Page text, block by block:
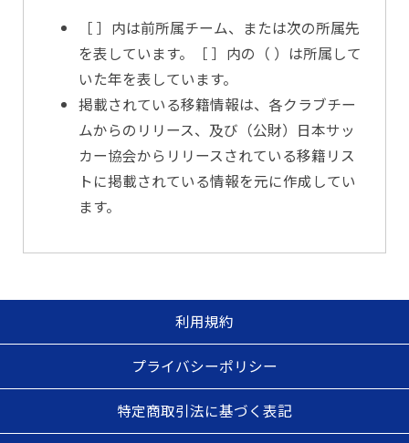
［ ］内は前所属チーム、または次の所属先
を表しています。［ ］内の（ ）は所属して
いた年を表しています。
掲載されている移籍情報は、各クラブチー
ムからのリリース、及び（公財）日本サッ
カー協会からリリースされている移籍リス
トに掲載されている情報を元に作成してい
ます。
利用規約
プライバシーポリシー
特定商取引法に基づく表記